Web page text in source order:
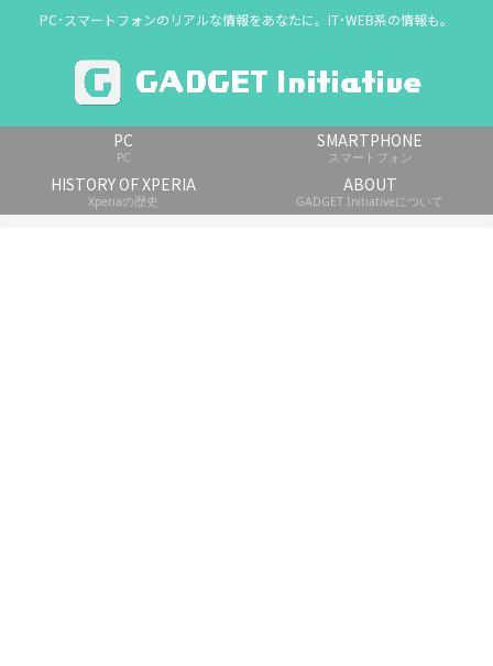
PC･スマートフォンのリアルな情報をあなたに。IT･WEB系の情報も。
PC
PC
SMARTPHONE
スマートフォン
HISTORY OF XPERIA
Xperiaの歴史
ABOUT
GADGET Initiativeについて